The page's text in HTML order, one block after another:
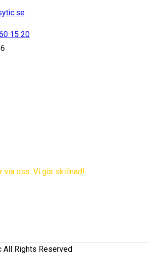
15 20
via oss. Vi gör skillnad!
All Rights Reserved